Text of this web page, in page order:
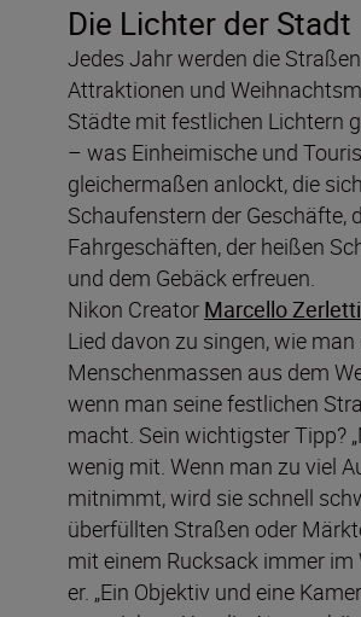
Die Lichter der Stadt
Jedes Jahr werden die
Attraktionen und
Städte mit festlichen Lichtern
– was Einheimische und
gleichermaßen anlockt, die
Schaufenstern der Geschäfte,
Fahrgeschäften, der heißen
und dem Gebäck erfreuen.
Nikon Creator Marcello Zerletti
Lied davon zu singen, wie man
Menschenmassen aus dem
wenn man seine festlichen
macht. Sein wichtigster Tipp?
wenig mit. Wenn man zu viel
mitnimmt, wird sie schnell
überfüllten Straßen oder
mit einem Rucksack immer im
er. „Ein Objektiv und eine